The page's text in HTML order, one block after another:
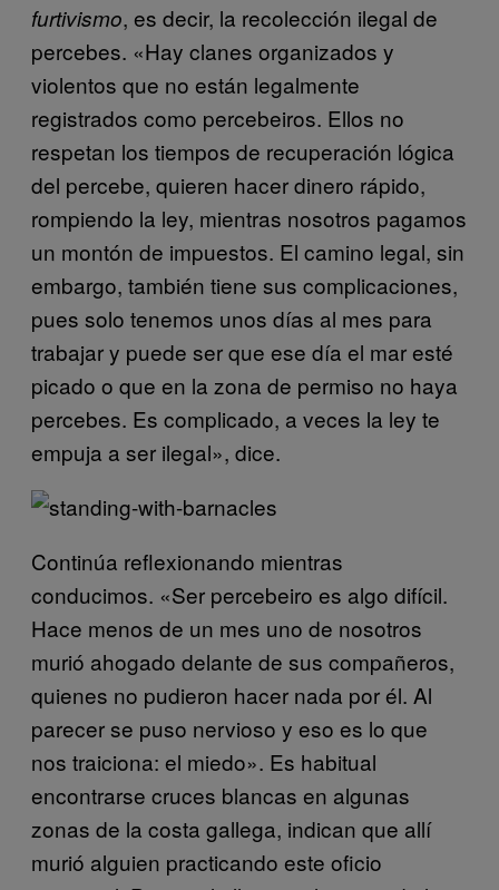
furtivismo, es decir, la recolección ilegal de
percebes. «Hay clanes organizados y
violentos que no están legalmente
registrados como percebeiros. Ellos no
respetan los tiempos de recuperación lógica
del percebe, quieren hacer dinero rápido,
rompiendo la ley, mientras nosotros pagamos
un montón de impuestos. El camino legal, sin
embargo, también tiene sus complicaciones,
pues solo tenemos unos días al mes para
trabajar y puede ser que ese día el mar esté
picado o que en la zona de permiso no haya
percebes. Es complicado, a veces la ley te
empuja a ser ilegal», dice.
Continúa reflexionando mientras
conducimos. «Ser percebeiro es algo difícil.
Hace menos de un mes uno de nosotros
murió ahogado delante de sus compañeros,
quienes no pudieron hacer nada por él. Al
parecer se puso nervioso y eso es lo que
nos traiciona: el miedo». Es habitual
encontrarse cruces blancas en algunas
zonas de la costa gallega, indican que allí
murió alguien practicando este oficio